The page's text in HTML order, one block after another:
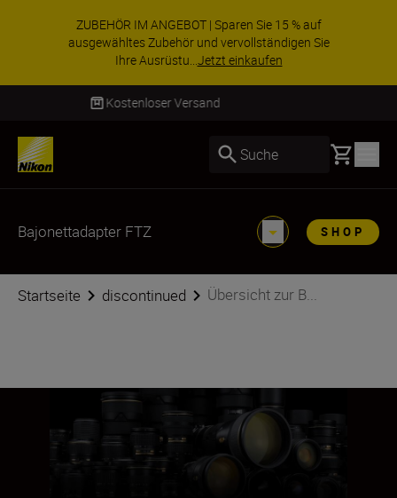
ZUBEHÖR IM ANGEBOT | Sparen Sie 15 % auf
ausgewähltes Zubehör und vervollständigen Sie
Ihre Ausrüstu...Jetzt einkaufen
Lieferung innerhalb von 4–6 Werktagen
Suche Basket
Bajonettadapter FTZ SHOP
Startseite discontinued Übersicht zur B...